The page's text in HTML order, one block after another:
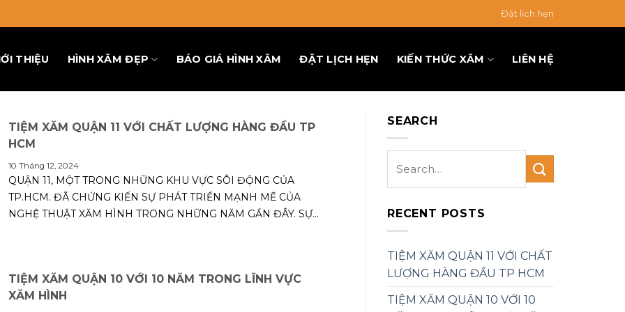
Đặt lịch hẹn
THIỆU HÌNH XĂM ĐẸP BÁO GIÁ HÌNH XĂM ĐẶT LỊCH HẸN KIẾN THỨC XĂM LIÊN HỆ
TIỆM XĂM QUẬN 11 VỚI CHẤT LƯỢNG HÀNG ĐẦU TP
HCM
10 Tháng 12, 2024
QUẬN 11, MỘT TRONG NHỮNG KHU VỰC SÔI ĐỘNG CỦA
TP.HCM. ĐÃ CHỨNG KIẾN SỰ PHÁT TRIỂN MẠNH MẼ CỦA
NGHỆ THUẬT XĂM HÌNH TRONG NHỮNG NĂM GẦN ĐÂY. SỰ...
TIỆM XĂM QUẬN 10 VỚI 10 NĂM TRONG LĨNH VỰC
XĂM HÌNH
SEARCH
RECENT POSTS
TIỆM XĂM QUẬN 11 VỚI CHẤT
LƯỢNG HÀNG ĐẦU TP HCM
TIỆM XĂM QUẬN 10 VỚI 10